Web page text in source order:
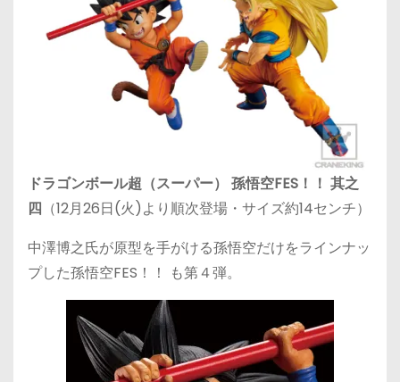
ドラゴンボール超（スーパー） 孫悟空FES！！ 其之
四 （12月26日(火)より順次登場・サイズ約14センチ）
中澤博之氏が原型を手がける孫悟空だけをラインナッ
プした孫悟空FES！！ も第４弾。